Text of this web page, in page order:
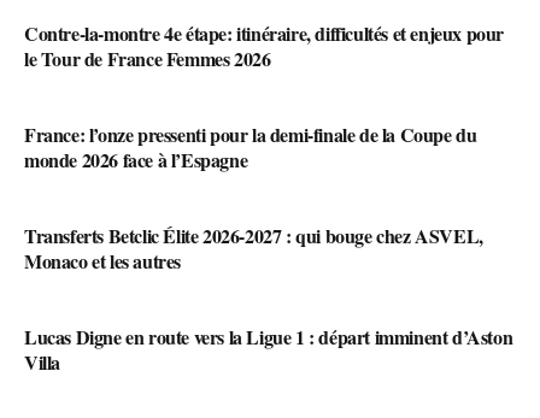
Contre-la-montre 4e étape: itinéraire, difficultés et enjeux pour
le Tour de France Femmes 2026
France: l’onze pressenti pour la demi-finale de la Coupe du
monde 2026 face à l’Espagne
Transferts Betclic Élite 2026-2027 : qui bouge chez ASVEL,
Monaco et les autres
Lucas Digne en route vers la Ligue 1 : départ imminent d’Aston
Villa